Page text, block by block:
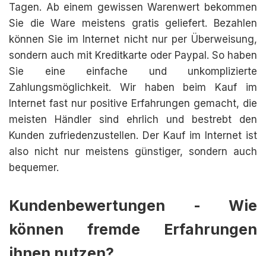
Tagen. Ab einem gewissen Warenwert bekommen
Sie die Ware meistens gratis geliefert. Bezahlen
können Sie im Internet nicht nur per Überweisung,
sondern auch mit Kreditkarte oder Paypal. So haben
Sie eine einfache und unkomplizierte
Zahlungsmöglichkeit. Wir haben beim Kauf im
Internet fast nur positive Erfahrungen gemacht, die
meisten Händler sind ehrlich und bestrebt den
Kunden zufriedenzustellen. Der Kauf im Internet ist
also nicht nur meistens günstiger, sondern auch
bequemer.
Kundenbewertungen - Wie
können fremde Erfahrungen